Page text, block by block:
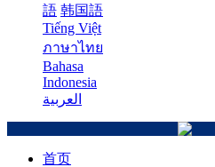
語 韩国語
Tiếng Việt
ภาษาไทย
Bahasa
Indonesia
العربية
首页